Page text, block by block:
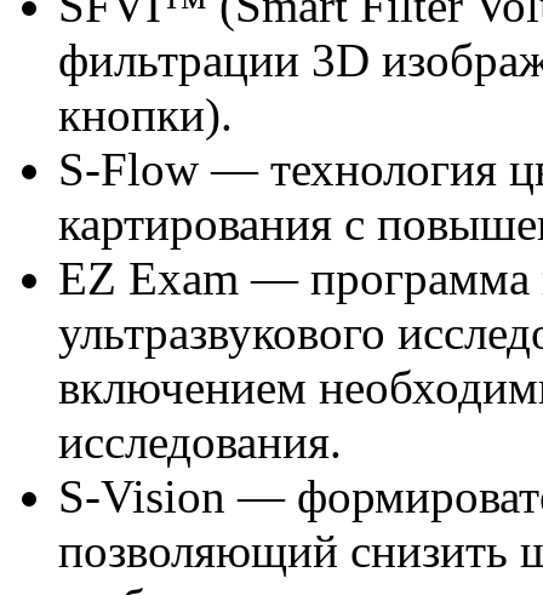
фильтрации 3D
кнопки).
S-Flow — технология
картирования с
EZ Exam — программа
ультразвукового
включением
исследования.
S-Vision —
позволяющий снизить